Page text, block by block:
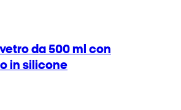
da 500 ml con
in silicone